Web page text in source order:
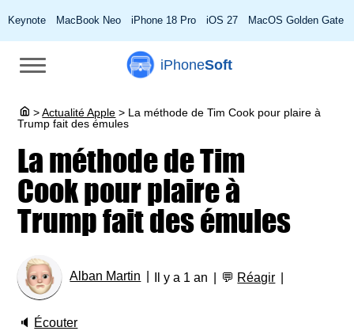
Keynote MacBook Neo iPhone 18 Pro iOS 27 MacOS Golden Gate
iPhoneSoft
> Actualité Apple > La méthode de Tim Cook pour plaire à
Trump fait des émules
La méthode de Tim
Cook pour plaire à
Trump fait des émules
Alban Martin Il y a 1 an 💬 Réagir
🔈 Écouter